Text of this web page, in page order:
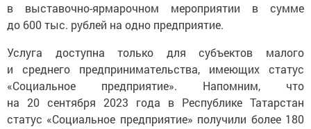
в выставочно-ярмарочном мероприятии в сумме
до 600 тыс. рублей на одно предприятие.
Услуга доступна только для субъектов малого
и среднего предпринимательства, имеющих статус
«Социальное предприятие». Напомним, что
на 20 сентября 2023 года в Республике Татарстан
статус «Социальное предприятие» получили более 180